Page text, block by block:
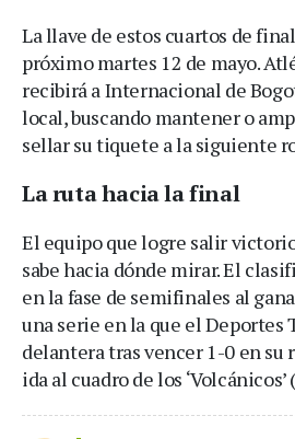
La llave de estos cuartos de
próximo martes 12 de mayo.
recibirá a Internacional de
local, buscando mantener o
sellar su tiquete a la siguiente
La ruta hacia la final
El equipo que logre salir
sabe hacia dónde mirar. El
en la fase de semifinales al
una serie en la que el Deportes
delantera tras vencer 1-0 en su
ida al cuadro de los